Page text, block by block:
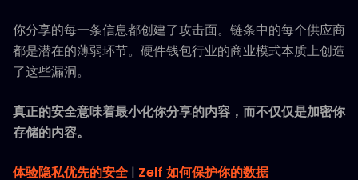
你分享的每一条信息都创建了攻击面。链条中的每个供应商
都是潜在的薄弱环节。硬件钱包行业的商业模式本质上创造
了这些漏洞。
真正的安全意味着最小化你分享的内容，而不仅仅是加密你
存储的内容。
体验隐私优先的安全 | Zelf 如何保护你的数据